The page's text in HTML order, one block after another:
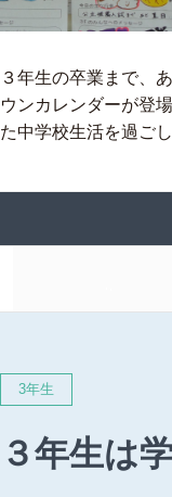
３年生の卒業まで、
ウンカレンダーが登
た中学校生活を過ご
3年生
３年生は